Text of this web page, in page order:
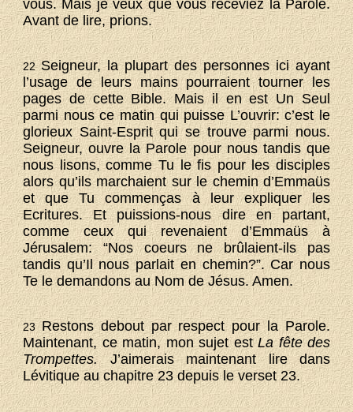
vous. Mais je veux que vous receviez la Parole.
Avant de lire, prions.
22Seigneur, la plupart des personnes ici ayant
l’usage de leurs mains pourraient tourner les
pages de cette Bible. Mais il en est Un Seul
parmi nous ce matin qui puisse L’ouvrir: c’est le
glorieux Saint-Esprit qui se trouve parmi nous.
Seigneur, ouvre la Parole pour nous tandis que
nous lisons, comme Tu le fis pour les disciples
alors qu’ils marchaient sur le chemin d’Emmaüs
et que Tu commenças à leur expliquer les
Ecritures. Et puissions-nous dire en partant,
comme ceux qui revenaient d’Emmaüs à
Jérusalem: “Nos coeurs ne brûlaient-ils pas
tandis qu’Il nous parlait en chemin?”. Car nous
Te le demandons au Nom de Jésus. Amen.
23Restons debout par respect pour la Parole.
Maintenant, ce matin, mon sujet estLa fête des
Trompettes.J’aimerais maintenant lire dans
Lévitique au chapitre 23 depuis le verset 23.